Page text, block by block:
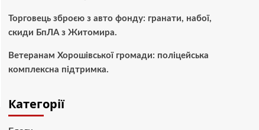
Торговець зброєю з авто фонду: гранати, набої,
скиди БпЛА з Житомира.
Ветеранам Хорошівської громади: поліцейська
комплексна підтримка.
Категорії